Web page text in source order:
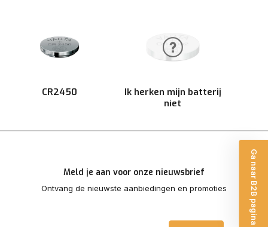
CR2450
Ik herken mijn batterij
niet
Meld je aan voor onze nieuwsbrief
Ontvang de nieuwste aanbiedingen en promoties Ga naar B2B pagina